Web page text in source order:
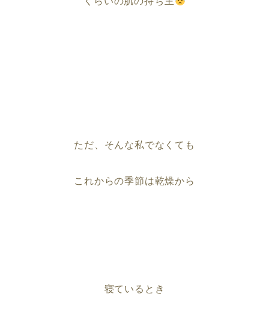
ただ、そんな私でなくても
これからの季節は乾燥から
寝ているとき